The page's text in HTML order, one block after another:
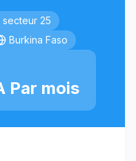
25
Burkina Faso
Par mois